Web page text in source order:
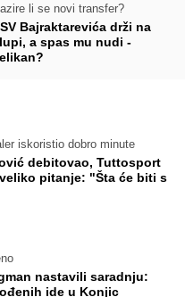
li se novi transfer?
Bajraktarevića drži na
a spas mu nudi -
iskoristio dobro minute
debitovao, Tuttosport
pitanje: "Šta će biti s
nastavili saradnju:
ide u Konjic